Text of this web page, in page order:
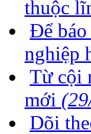
thuộc
Để
nghiệp
Từ cội
mới
Dõi